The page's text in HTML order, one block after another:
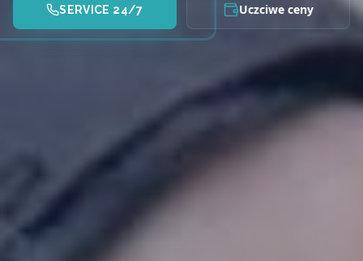
SERVICE 24/7 Uczciwe ceny